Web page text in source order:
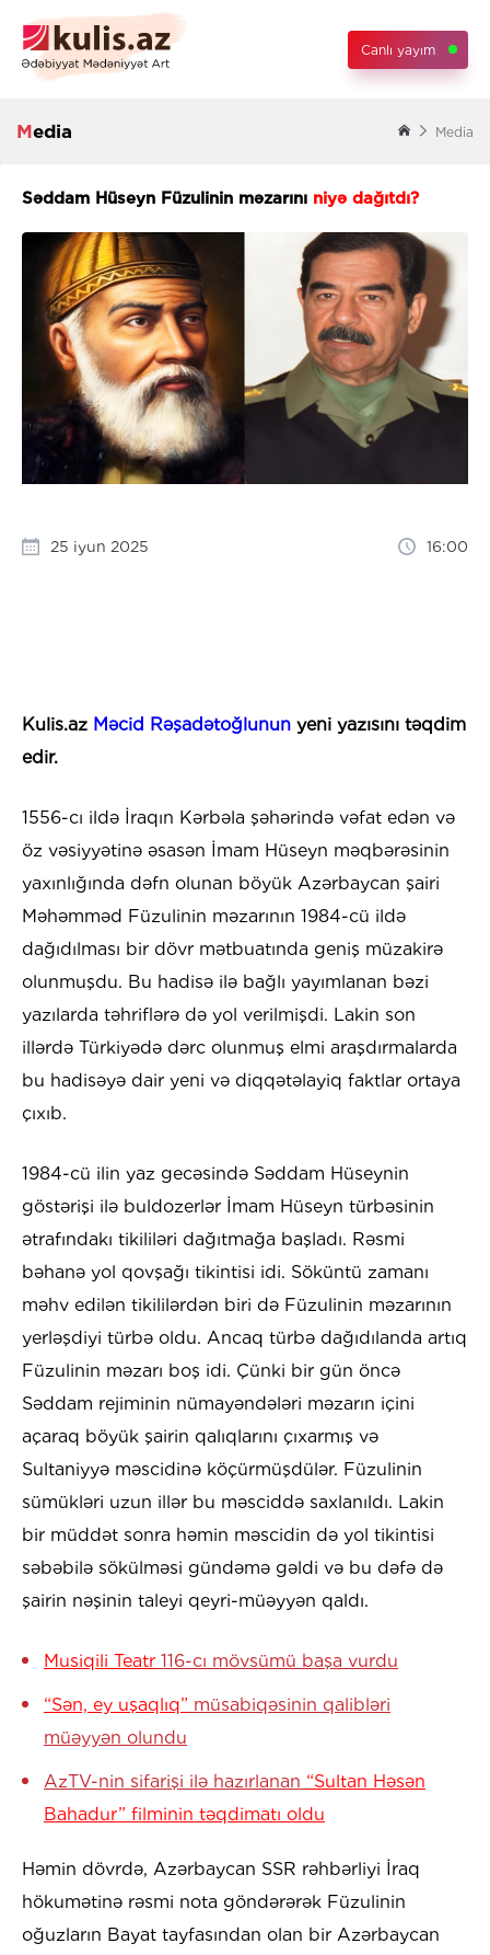
Canlı yayım
Media Media
Səddam Hüseyn Füzulinin məzarını niyə dağıtdı?
25 iyun 2025 16:00
Kulis.az Məcid Rəşadətoğlunun yeni yazısını təqdim
edir.
1556-cı ildə İraqın Kərbəla şəhərində vəfat edən və
öz vəsiyyətinə əsasən İmam Hüseyn məqbərəsinin
yaxınlığında dəfn olunan böyük Azərbaycan şairi
Məhəmməd Füzulinin məzarının 1984-cü ildə
dağıdılması bir dövr mətbuatında geniş müzakirə
olunmuşdu. Bu hadisə ilə bağlı yayımlanan bəzi
yazılarda təhriflərə də yol verilmişdi. Lakin son
illərdə Türkiyədə dərc olunmuş elmi araşdırmalarda
bu hadisəyə dair yeni və diqqətəlayiq faktlar ortaya
çıxıb.
1984-cü ilin yaz gecəsində Səddam Hüseynin
göstərişi ilə buldozerlər İmam Hüseyn türbəsinin
ətrafındakı tikililəri dağıtmağa başladı. Rəsmi
bəhanə yol qovşağı tikintisi idi. Söküntü zamanı
məhv edilən tikililərdən biri də Füzulinin məzarının
yerləşdiyi türbə oldu. Ancaq türbə dağıdılanda artıq
Füzulinin məzarı boş idi. Çünki bir gün öncə
Səddam rejiminin nümayəndələri məzarın içini
açaraq böyük şairin qalıqlarını çıxarmış və
Sultaniyyə məscidinə köçürmüşdülər. Füzulinin
sümükləri uzun illər bu məsciddə saxlanıldı. Lakin
bir müddət sonra həmin məscidin də yol tikintisi
səbəbilə sökülməsi gündəmə gəldi və bu dəfə də
şairin nəşinin taleyi qeyri-müəyyən qaldı.
Musiqili Teatr 116-cı mövsümü başa vurdu
“Sən, ey uşaqlıq” müsabiqəsinin qalibləri
müəyyən olundu
AzTV-nin sifarişi ilə hazırlanan “Sultan Həsən
Bahadur” filminin təqdimatı oldu
Həmin dövrdə, Azərbaycan SSR rəhbərliyi İraq
hökumətinə rəsmi nota göndərərək Füzulinin
oğuzların Bayat tayfasından olan bir Azərbaycan